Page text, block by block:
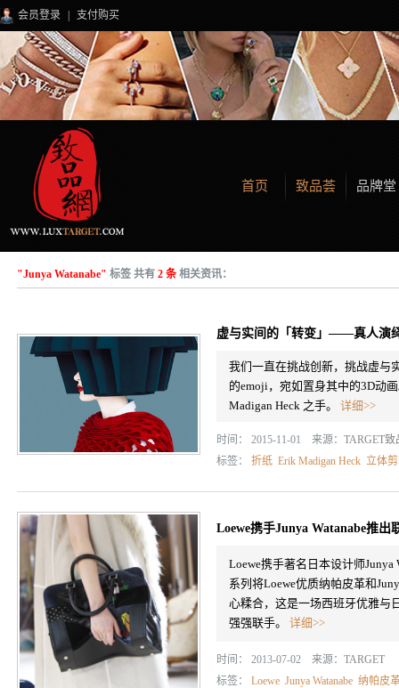
会员登录 支付购买
首页 致品荟 品牌堂
"Junya Watanabe" 标签 共有 2 条相关资讯：
虚与实间的「转变」——真人演
我们一直在挑战创新，挑战虚与
的emoji，宛如置身其中的3D动
Madigan Heck 之手。 详细>>
时间： 2015-11-01 来源： TARGET致
标签： 折纸 Erik Madigan Heck 立体
Loewe携手Junya Watanabe推出
Loewe携手著名日本设计师
系列将Loewe优质纳帕皮革和
心糅合，这是一场西班牙优雅与
强强联手。 详细>>
时间： 2013-07-02 来源： TARGET
标签： Loewe Junya Watanabe 纳帕皮